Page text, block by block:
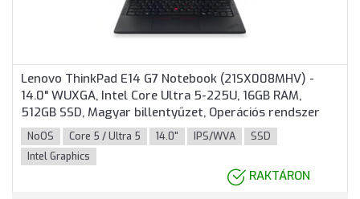
Lenovo ThinkPad E14 G7 Notebook (21SX008MHV) -
14.0" WUXGA, Intel Core Ultra 5-225U, 16GB RAM,
512GB SSD, Magyar billentyűzet, Operációs rendszer
nélkül, 3 év garancia, Fekete színben
NoOS Core 5 / Ultra 5 14.0" IPS/WVA
SSD
Intel Graphics
RAKTÁRON